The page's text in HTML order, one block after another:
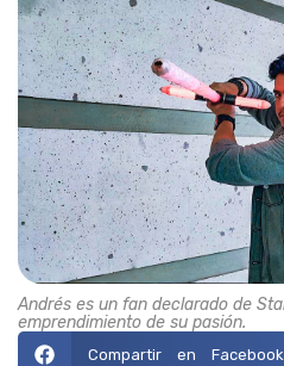
Andrés es un fan declarado de
emprendimiento de su pasión.
Compartir en Facebook